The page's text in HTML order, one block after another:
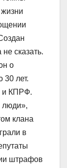
сказать.
о
30 лет.
и КПРФ.
люди»,
клана
в
штрафов